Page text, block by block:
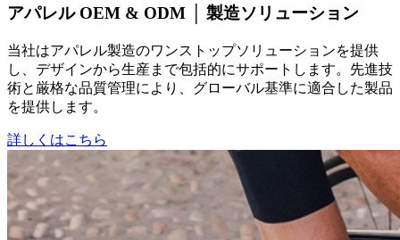
アパレル OEM & ODM │ 製造ソリューション
当社はアパレル製造のワンストップソリューションを提供
し、デザインから生産まで包括的にサポートします。先進技
術と厳格な品質管理により、グローバル基準に適合した製品
を提供します。
詳しくはこちら